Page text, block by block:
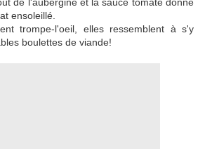
ensoleillé.
trompe-l'oeil, elles ressemblent à s'y
boulettes de viande!